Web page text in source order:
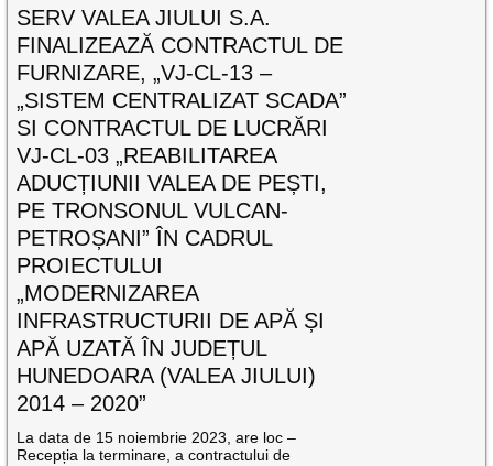
SERV VALEA JIULUI S.A.
FINALIZEAZĂ CONTRACTUL DE
FURNIZARE, „VJ-CL-13 –
„SISTEM CENTRALIZAT SCADA”
SI CONTRACTUL DE LUCRĂRI
VJ-CL-03 „REABILITAREA
ADUCȚIUNII VALEA DE PEȘTI,
PE TRONSONUL VULCAN-
PETROȘANI” ÎN CADRUL
PROIECTULUI
„MODERNIZAREA
INFRASTRUCTURII DE APĂ ȘI
APĂ UZATĂ ÎN JUDEȚUL
HUNEDOARA (VALEA JIULUI)
2014 – 2020”
La data de 15 noiembrie 2023, are loc –
Recepția la terminare, a contractului de